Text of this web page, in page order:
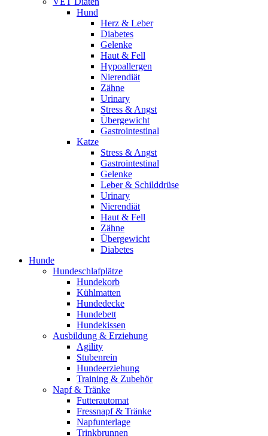
Hund
Herz & Leber
Diabetes
Gelenke
Haut & Fell
Hypoallergen
Nierendiät
Zähne
Urinary
Stress & Angst
Übergewicht
Gastrointestinal
Katze
Stress & Angst
Gastrointestinal
Gelenke
Leber & Schilddrüse
Urinary
Nierendiät
Haut & Fell
Zähne
Übergewicht
Diabetes
Hunde
Hundeschlafplätze
Hundekorb
Kühlmatten
Hundedecke
Hundebett
Hundekissen
Ausbildung & Erziehung
Agility
Stubenrein
Hundeerziehung
Training & Zubehör
Napf & Tränke
Futterautomat
Fressnapf & Tränke
Napfunterlage
Trinkbrunnen